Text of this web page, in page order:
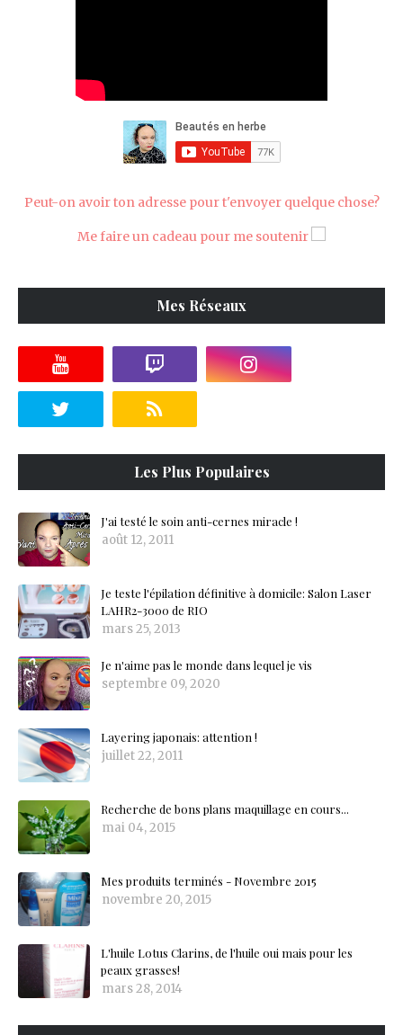
Peut-on avoir ton adresse pour t'envoyer quelque chose?
Me faire un cadeau pour me soutenir
Mes Réseaux
Les Plus Populaires
J'ai testé le soin anti-cernes miracle !
août 12, 2011
Je teste l'épilation définitive à domicile: Salon Laser
LAHR2-3000 de RIO
mars 25, 2013
Je n'aime pas le monde dans lequel je vis
septembre 09, 2020
Layering japonais: attention !
juillet 22, 2011
Recherche de bons plans maquillage en cours...
mai 04, 2015
Mes produits terminés - Novembre 2015
novembre 20, 2015
L'huile Lotus Clarins, de l'huile oui mais pour les
peaux grasses!
mars 28, 2014